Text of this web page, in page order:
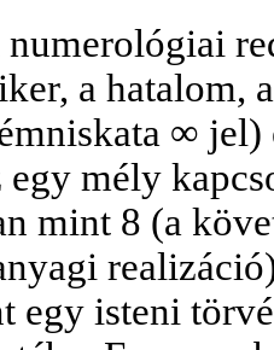
numerológiai
a hatalom,
∞
mély
mint 8 (a
egy isteni